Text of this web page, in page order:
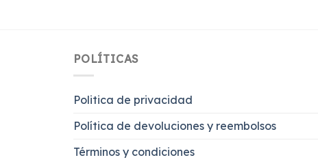
POLÍTICAS
Politica de privacidad
Política de devoluciones y reembolsos
Términos y condiciones